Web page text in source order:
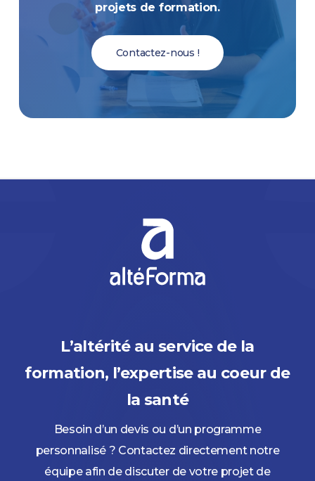
projets de formation.
Contactez-nous !
L’altérité au service de la
formation, l’expertise au coeur de
la santé
Besoin d’un devis ou d’un programme
personnalisé ? Contactez directement notre
équipe afin de discuter de votre projet de